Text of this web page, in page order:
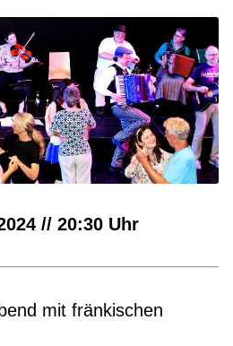
// 20:30 Uhr
mit fränkischen